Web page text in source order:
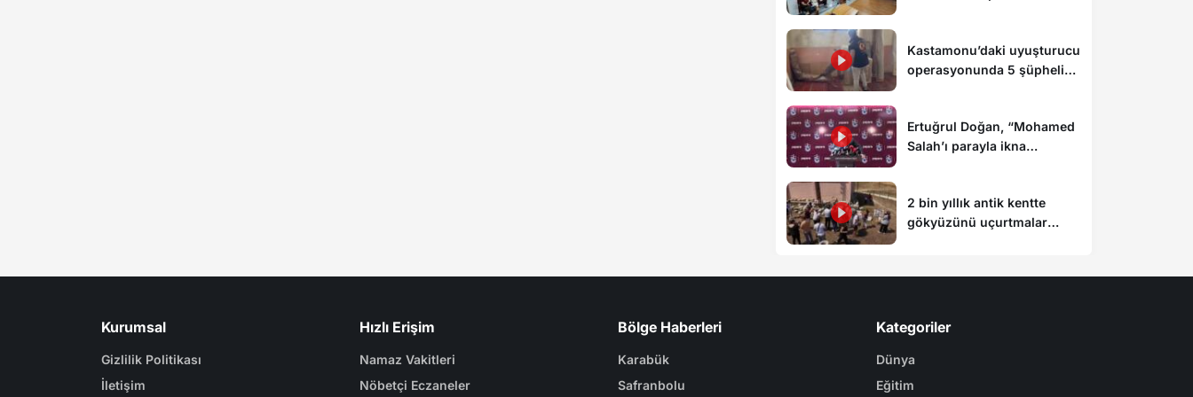
Kastamonu’daki uyuşturucu
operasyonunda 5 şüpheli
Ertuğrul Doğan, “Mohamed
Salah’ı parayla ikna
2 bin yıllık antik kentte
gökyüzünü uçurtmalar
Kurumsal
Gizlilik Politikası
İletişim
Hızlı Erişim
Namaz Vakitleri
Nöbetçi Eczaneler
Bölge Haberleri
Karabük
Safranbolu
Kategoriler
Dünya
Eğitim